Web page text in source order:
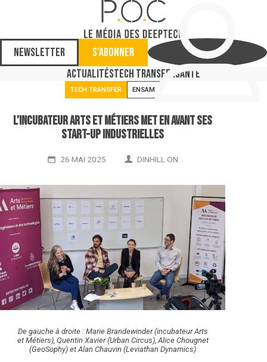
Newsletter
S'abonner
ActualitésTech TransferSanté
TECH TRANSFER ENSAM
L’incubateur Arts et Métiers met en avant ses
start-up industrielles
26 MAI 2025 DINHILL ON
De gauche à droite : Marie Brandewinder (incubateur Arts
et Métiers), Quentin Xavier (Urban Circus), Alice Chougnet
(GeoSophy) et Alan Chauvin (Leviathan Dynamics)